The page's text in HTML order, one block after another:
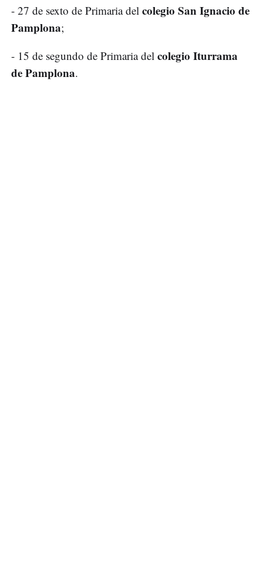
- 27 de sexto de Primaria del colegio San Ignacio de
Pamplona;
- 15 de segundo de Primaria del colegio Iturrama
de Pamplona.